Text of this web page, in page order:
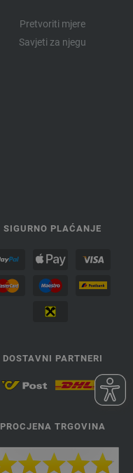
Pretvoriti mjere
Savjeti za njegu
SIGURNO PLAĆANJE
DOSTAVNI PARTNERI
PROCJENA TRGOVINA